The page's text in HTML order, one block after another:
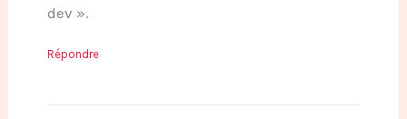
dev ».
Répondre